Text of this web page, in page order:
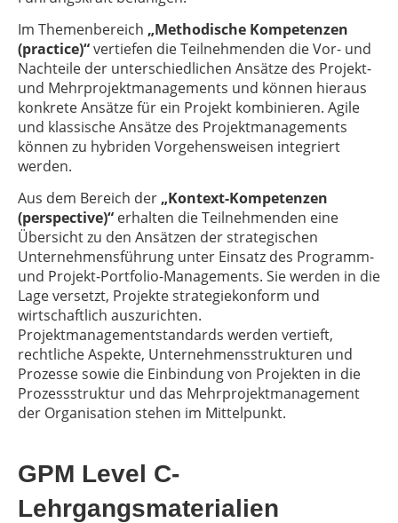
Im Themenbereich „Methodische Kompetenzen
(practice)“vertiefen die Teilnehmenden die Vor- und
Nachteile der unterschiedlichen Ansätze des Projekt-
und Mehrprojektmanagements und können hieraus
konkrete Ansätze für ein Projekt kombinieren. Agile
und klassische Ansätze des Projektmanagements
können zu hybriden Vorgehensweisen integriert
werden.
Aus dem Bereich der „Kontext-Kompetenzen
(perspective)“ erhalten die Teilnehmenden eine
Übersicht zu den Ansätzen der strategischen
Unternehmensführung unter Einsatz des Programm-
und Projekt-Portfolio-Managements. Sie werden in die
Lage versetzt, Projekte strategiekonform und
wirtschaftlich auszurichten.
Projektmanagementstandards werden vertieft,
rechtliche Aspekte, Unternehmensstrukturen und
Prozesse sowie die Einbindung von Projekten in die
Prozessstruktur und das Mehrprojektmanagement
der Organisation stehen im Mittelpunkt.
GPM Level C-
Lehrgangsmaterialien